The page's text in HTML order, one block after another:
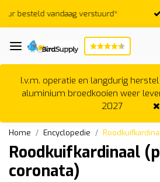
Gratis verzending vanaf
I.v.m. operatie en langdurig
aluminium broedkooien weer
2027
Home Encyclopedie
Roodkuifkardinaal
coronata)